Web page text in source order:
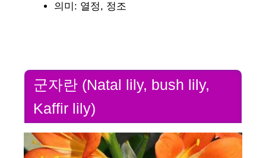
의미: 열정, 정조
군자란 (Natal lily, bush lily,
Kaffir lily)